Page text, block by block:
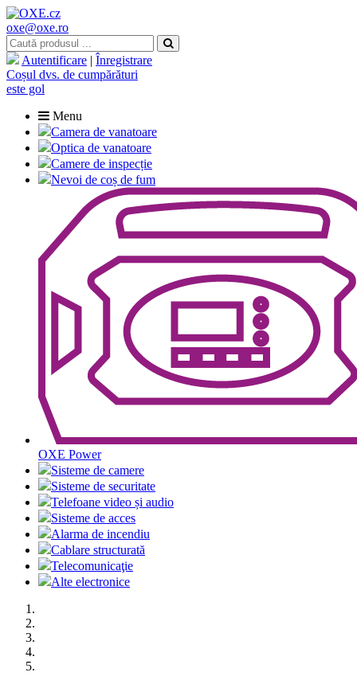
oxe@oxe.ro
Autentificare | Înregistrare
Coșul dvs. de cumpărături
este gol
Menu
Camera de vanatoare
Optica de vanatoare
Camere de inspecție
Nevoi de coș de fum
OXE Power
Sisteme de camere
Sisteme de securitate
Telefoane video și audio
Sisteme de acces
Alarma de incendiu
Cablare structurată
Telecomunicaţie
Alte electronice